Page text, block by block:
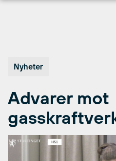
Nyheter
Advarer mot